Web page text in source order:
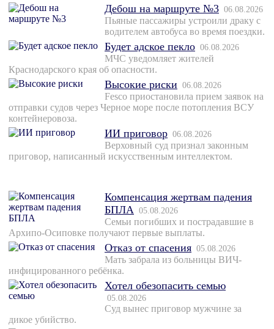
Дебош на маршруте №3 06.08.2026
Пьяные пассажиры устроили драку с
водителем автобуса во время поездки.
Будет адское пекло 06.08.2026
МЧС уведомляет жителей
Краснодарского края об опасности.
Высокие риски 06.08.2026
Fesco приостановила прием заявок на
отправки судов через Черное море после потопления ВСУ
контейнеровоза.
ИИ приговор 06.08.2026
Верховный суд признал законным
приговор, написанный искусственным интеллектом.
Компенсация жертвам падения
БПЛА 05.08.2026
Семьи погибших и пострадавшие в
Архипо-Осиповке получают первые выплаты.
Отказ от спасения 05.08.2026
Мать забрала из больницы ВИЧ-
инфицированного ребёнка.
Хотел обезопасить семью
05.08.2026
Суд вынес приговор мужчине за
дикое убийство.